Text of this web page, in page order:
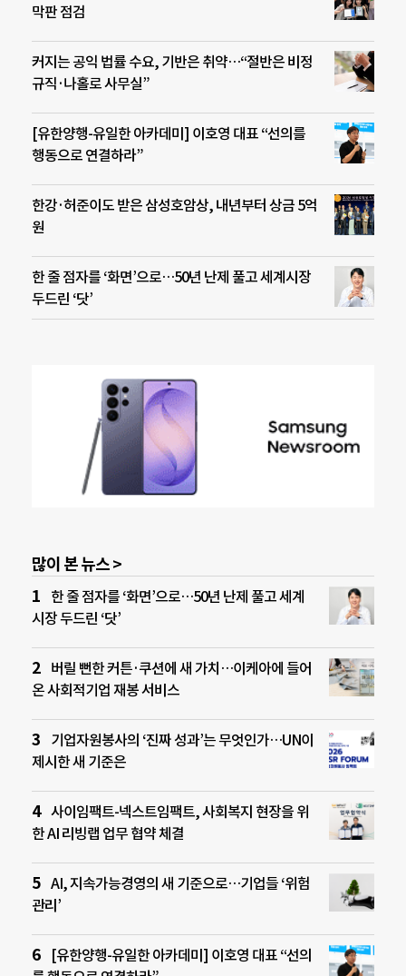
막판 점검
커지는 공익 법률 수요, 기반은 취약…“절반은 비정
규직·나홀로 사무실”
[유한양행-유일한 아카데미] 이호영 대표 “선의를
행동으로 연결하라”
한강·허준이도 받은 삼성호암상, 내년부터 상금 5억
원
한 줄 점자를 ‘화면’으로…50년 난제 풀고 세계시장
두드린 ‘닷’
많이 본 뉴스 >
한 줄 점자를 ‘화면’으로…50년 난제 풀고 세계
시장 두드린 ‘닷’
버릴 뻔한 커튼·쿠션에 새 가치…이케아에 들어
온 사회적기업 재봉 서비스
기업자원봉사의 ‘진짜 성과’는 무엇인가…UN이
제시한 새 기준은
사이임팩트-넥스트임팩트, 사회복지 현장을 위
한 AI 리빙랩 업무 협약 체결
AI, 지속가능경영의 새 기준으로…기업들 ‘위험
관리’
[유한양행-유일한 아카데미] 이호영 대표 “선의